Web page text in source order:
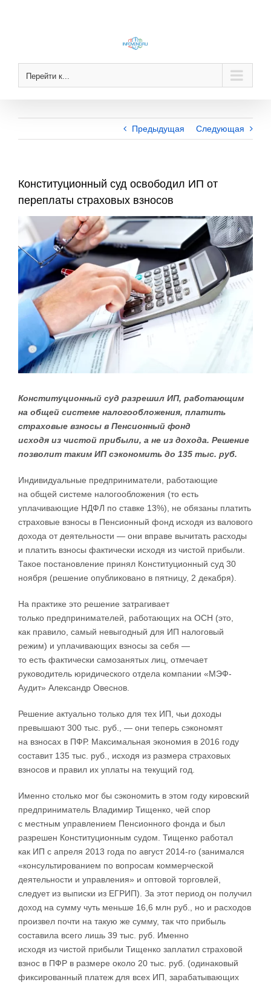
Перейти к...
Предыдущая Следующая
Конституционный суд освободил ИП от
переплаты страховых взносов
View
Larger
Image
Конституционный суд разрешил ИП, работающим
на общей системе налогообложения, платить
страховые взносы в Пенсионный фонд
исходя из чистой прибыли, а не из дохода. Решение
позволит таким ИП сэкономить до 135 тыс. руб.
Индивидуальные предприниматели, работающие
на общей системе налогообложения (то есть
уплачивающие НДФЛ по ставке 13%), не обязаны платить
страховые взносы в Пенсионный фонд исходя из валового
дохода от деятельности — они вправе вычитать расходы
и платить взносы фактически исходя из чистой прибыли.
Такое постановление принял Конституционный суд 30
ноября (решение опубликовано в пятницу, 2 декабря).
На практике это решение затрагивает
только предпринимателей, работающих на ОСН (это,
как правило, самый невыгодный для ИП налоговый
режим) и уплачивающих взносы за себя —
то есть фактически самозанятых лиц, отмечает
руководитель юридического отдела компании «МЭФ-
Аудит» Александр Овеснов.
Решение актуально только для тех ИП, чьи доходы
превышают 300 тыс. руб., — они теперь сэкономят
на взносах в ПФР. Максимальная экономия в 2016 году
составит 135 тыс. руб., исходя из размера страховых
взносов и правил их уплаты на текущий год.
Именно столько мог бы сэкономить в этом году кировский
предприниматель Владимир Тищенко, чей спор
с местным управлением Пенсионного фонда и был
разрешен Конституционным судом. Тищенко работал
как ИП с апреля 2013 года по август 2014-го (занимался
«консультированием по вопросам коммерческой
деятельности и управления» и оптовой торговлей,
следует из выписки из ЕГРИП). За этот период он получил
доход на сумму чуть меньше 16,6 млн руб., но и расходов
произвел почти на такую же сумму, так что прибыль
составила всего лишь 39 тыс. руб. Именно
исходя из чистой прибыли Тищенко заплатил страховой
взнос в ПФР в размере около 20 тыс. руб. (одинаковый
фиксированный платеж для всех ИП, зарабатывающих